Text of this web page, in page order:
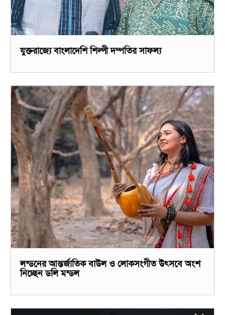
যুক্তরাজ্যে বাংলাদেশি শিল্পী দম্পতির সাফল্য
লন্ডনের আন্তর্জাতিক বাউল ও লোকসংগীত উৎসবে অংশ
নিচ্ছেন ডলি মন্ডল